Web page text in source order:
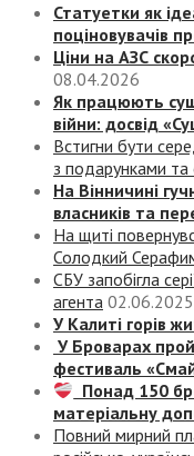
Статуетки як
поціновувачів
Ціни на АЗС
08.04.2026
Як працюють
війни: досвід
Встигни бути
з подарунками та
На Вінничині
власників та
На щиті
Солодкий
СБУ запобігла
агента 02.06.2025
У Калиті горів
У Броварах
фестиваль
Понад 150
матеріальну
Повний мирний